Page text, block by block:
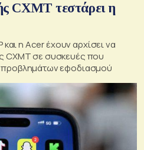
CXMT τεστάρει η
η Acer έχουν αρχίσει να
CXMT σε συσκευές που
εφοδιασμού